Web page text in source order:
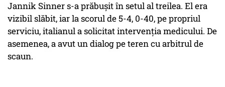
Jannik Sinner s-a prăbușit în setul al treilea. El era
vizibil slăbit, iar la scorul de 5-4, 0-40, pe propriul
serviciu, italianul a solicitat intervenția medicului. De
asemenea, a avut un dialog pe teren cu arbitrul de
scaun.